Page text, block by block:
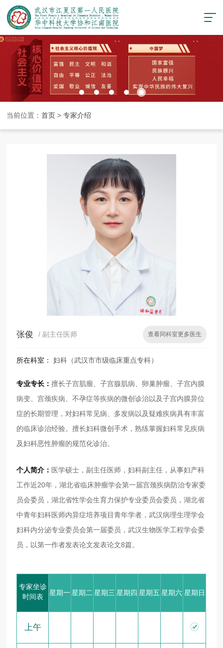
当前位置：首页 >专家介绍
查看同科室更多医生
张俊 / 副主任医师
所在科室：妇科（武汉市市级临床重点专科）
专业专长：擅长子宫肌瘤、子宫腺肌病、卵巢肿瘤、子宫内膜
病变、宫颈疾病、不孕症等疾病的微创诊治以及子宫内膜异位
症的长期管理，对妇科常见病、多发病以及疑难疾病具有丰富
的临床诊治经验。擅长妇科微创手术，熟练掌握妇科常见疾病
及妇科恶性肿瘤的规范化诊治。
个人简介： 医学硕士，副主任医师，妇科副主任，从事妇产科
工作近20年，湖北省临床肿瘤学会第一届宫颈疾病防治专家委
员会委员，湖北省性学会生育力保护专业委员会委员，湖北省
中青年妇科医师内异症培养项目青年学者，武汉病理生理学会
妇科内分泌专业委员会第一届委员，武汉生物医学工程学会委
员，以第一作者发表论文发表论文8篇。
专家坐诊
时间表
星期一 星期二 星期三 星期四 星期五 星期六 星期日
上午 